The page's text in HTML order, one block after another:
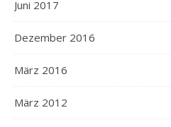
Juni 2017
Dezember 2016
März 2016
März 2012